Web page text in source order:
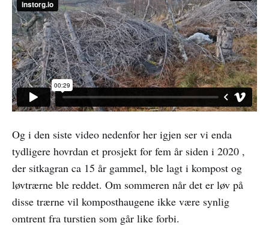
Og i den siste video nedenfor her igjen ser vi enda
tydligere hovrdan et prosjekt for fem år siden i 2020 ,
der sitkagran ca 15 år gammel, ble lagt i kompost og
løvtrærne ble reddet. Om sommeren når det er løv på
disse trærne vil komposthaugene ikke være synlig
omtrent fra turstien som går like forbi.